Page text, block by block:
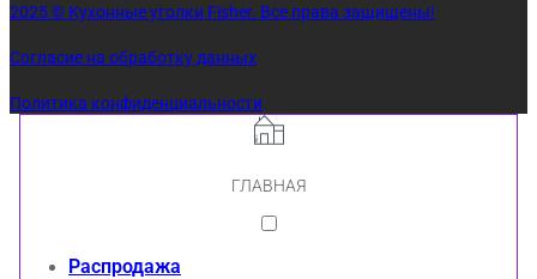
2025 © Кухонные уголки Fisher. Все права защищены!
Согласие на обработку данных
Политика конфиденциальности
ГЛАВНАЯ
Распродажа